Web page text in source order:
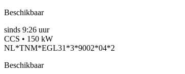
Beschikbaar
sinds 9:26 uur
CCS • 150 kW
NL*TNM*EGL31*3*9002*04*2
Beschikbaar